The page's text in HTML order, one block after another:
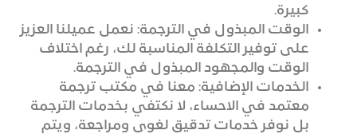
كبيرة.
الوقت المبذول في الترجمة: نعمل عميلنا العزيز
على توفير التكلفة المناسبة لك، رغم اختلاف
الوقت والمجهود المبذول في الترجمة.
الخدمات الإضافية: معنا في مكتب ترجمة
معتمد في الاحساء، لا نكتفي بخدمات الترجمة
بل نوفر خدمات تدقيق لغوي ومراجعة، ويتم